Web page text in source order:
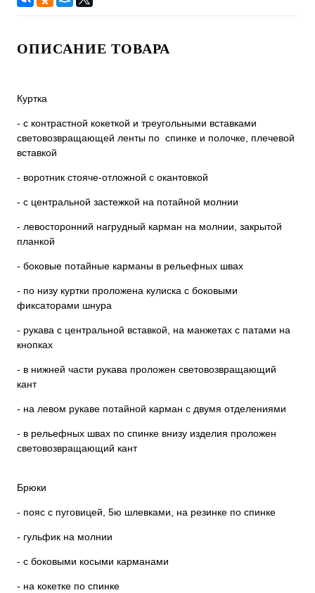
ОПИСАНИЕ ТОВАРА
Куртка
- с контрастной кокеткой и треугольными вставками
световозвращающей ленты по спинке и полочке, плечевой
вставкой
- воротник стояче-отложной с окантовкой
- с центральной застежкой на потайной молнии
- левосторонний нагрудный карман на молнии, закрытой
планкой
- боковые потайные карманы в рельефных швах
- по низу куртки проложена кулиска с боковыми
фиксаторами шнура
- рукава с центральной вставкой, на манжетах с патами на
кнопках
- в нижней части рукава проложен световозвращающий
кант
- на левом рукаве потайной карман с двумя отделениями
- в рельефных швах по спинке внизу изделия проложен
световозвращающий кант
Брюки
- пояс с пуговицей, 5ю шлевками, на резинке по спинке
- гульфик на молнии
- с боковыми косыми карманами
- на кокетке по спинке